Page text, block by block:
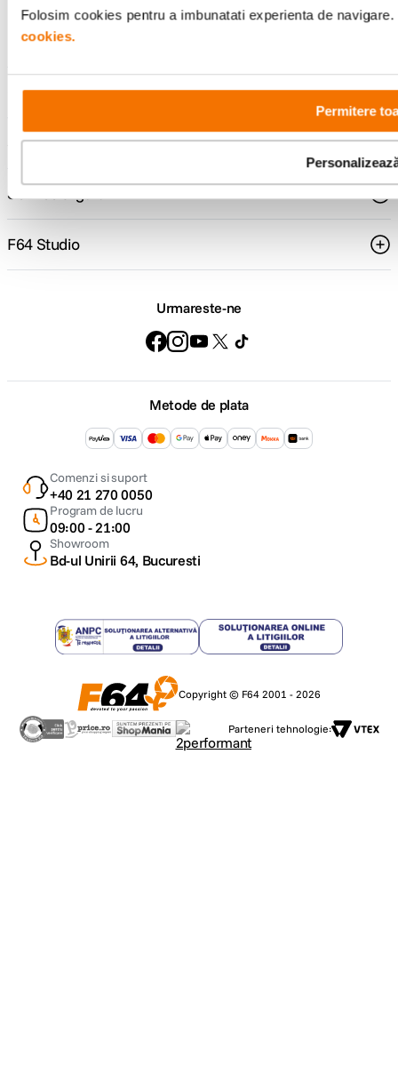
Folosim cookies pentru a imbunatati experienta de
cookies.
Permitere
specializata
499lei
Comenzi si livrare
Suport
Service si garantii
F64 Studio
Urmareste-ne
Metode de plata
Comenzi si suport
+40 21 270 0050
Program de lucru
09:00 - 21:00
Showroom
Bd-ul Unirii 64, Bucuresti
Copyright © F64 2001 - 2026
Parteneri tehnologie: